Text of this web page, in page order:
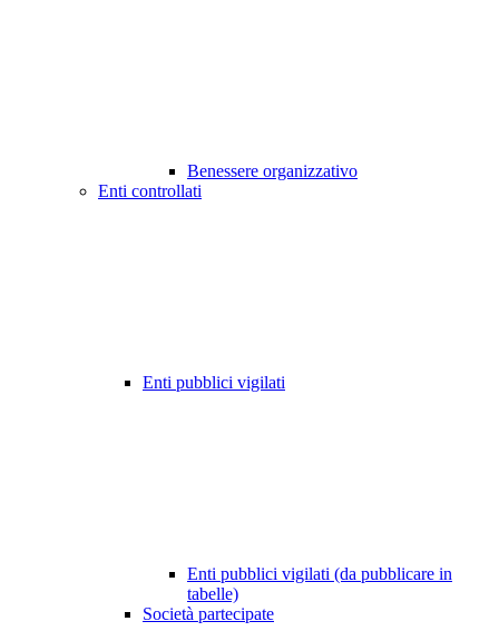
Benessere organizzativo
Enti controllati
Enti pubblici vigilati
Enti pubblici vigilati (da pubblicare in
tabelle)
Società partecipate